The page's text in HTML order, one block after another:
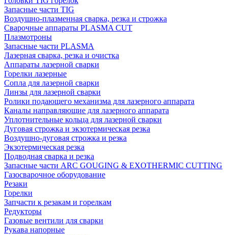
Запасные части TIG
Воздушно-плазменная сварка, резка и строжка
Сварочные аппараты PLASMA CUT
Плазмотроны
Запасные части PLASMA
Лазерная сварка, резка и очистка
Аппараты лазерной сварки
Горелки лазерные
Сопла для лазерной сварки
Линзы для лазерной сварки
Ролики подающего механизма для лазерного аппарата
Каналы направляющие для лазерного аппарата
Уплотнительные кольца для лазерной сварки
Дуговая строжка и экзотермическая резка
Воздушно-дуговая строжка и резка
Экзотермическая резка
Подводная сварка и резка
Запасные части ARC GOUGING & EXOTHERMIC CUTTING
Газосварочное оборудование
Резаки
Горелки
Запчасти к резакам и горелкам
Редукторы
Газовые вентили для сварки
Рукава напорные